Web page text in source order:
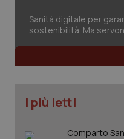
Psoriasi & pelle
Quotidiano
Quotidiano
Sanità digitale per
sostenibilità. Ma
I più letti
Comparto
I cookie necessari
sito web abilitandone
navigazione sulle
protette del sito. Il
funzionare